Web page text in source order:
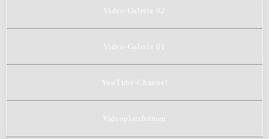
Video-Galerie 02
Video-Galerie 01
YouTube-Channel
Videoplattformen